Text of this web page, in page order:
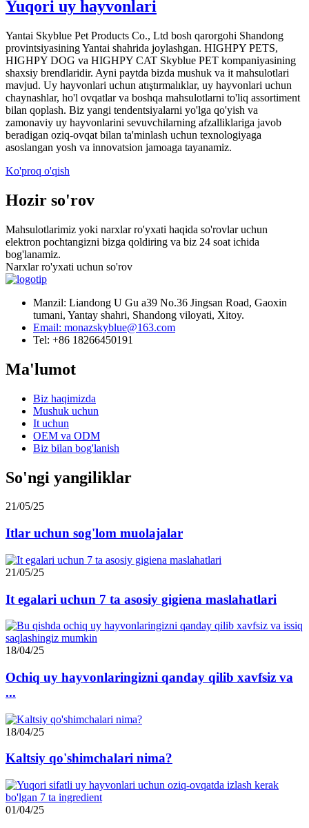
Yuqori uy hayvonlari
Yantai Skyblue Pet Products Co., Ltd bosh qarorgohi Shandong
provintsiyasining Yantai shahrida joylashgan. HIGHPY PETS,
HIGHPY DOG va HIGHPY CAT Skyblue PET kompaniyasining
shaxsiy brendlaridir. Ayni paytda bizda mushuk va it mahsulotlari
mavjud. Uy hayvonlari uchun atıştırmalıklar, uy hayvonlari uchun
chaynashlar, ho'l ovqatlar va boshqa mahsulotlarni to'liq assortiment
bilan qoplash. Biz yangi tendentsiyalarni yo'lga qo'yish va
zamonaviy uy hayvonlarini sevuvchilarning afzalliklariga javob
beradigan oziq-ovqat bilan ta'minlash uchun texnologiyaga
asoslangan yosh va innovatsion jamoaga tayanamiz.
Ko'proq o'qish
Hozir so'rov
Mahsulotlarimiz yoki narxlar ro'yxati haqida so'rovlar uchun
elektron pochtangizni bizga qoldiring va biz 24 soat ichida
bog'lanamiz.
Narxlar ro'yxati uchun so'rov
Manzil: Liandong U Gu a39 No.36 Jingsan Road, Gaoxin
tumani, Yantay shahri, Shandong viloyati, Xitoy.
Email: monazskyblue@163.com
Tel: +86 18266450191
Ma'lumot
Biz haqimizda
Mushuk uchun
It uchun
OEM va ODM
Biz bilan bog'lanish
So'ngi yangiliklar
21/05/25
Itlar uchun sog'lom muolajalar
21/05/25
It egalari uchun 7 ta asosiy gigiena maslahatlari
18/04/25
Ochiq uy hayvonlaringizni qanday qilib xavfsiz va
...
18/04/25
Kaltsiy qo'shimchalari nima?
01/04/25